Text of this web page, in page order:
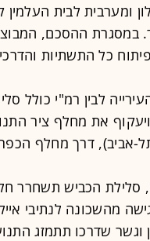
ומערבית לבית
יחידות דיור. במסגרת
כל התשתיות
לבין רמ"י כולל
את מחלף ציר
אביב), דרך מחלף הכפר
סלילת הכביש תשחרר
מהשכונה לנתיבי
וגשר שדרכו תתמזג